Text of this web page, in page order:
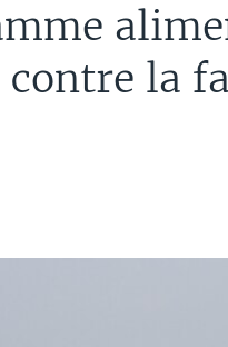
contre la